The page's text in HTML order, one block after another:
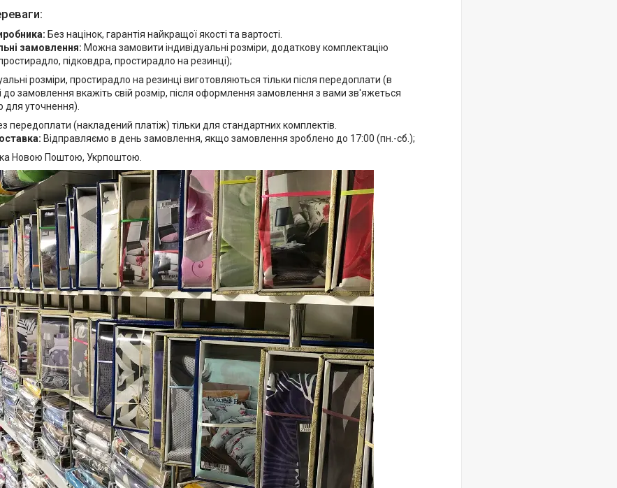
Без націнок, гарантія найкращої якості та вартості.
замовлення: Можна замовити індивідуальні розміри, додаткову комплектацію
підковдра, простирадло на резинці);
розміри, простирадло на резинці виготовляються тільки після передоплати (в
до замовлення вкажіть свій розмір, після оформлення замовлення з вами зв'яжеться
уточнення).
передоплати (накладений платіж) тільки для стандартних комплектів.
Відправляємо в день замовлення, якщо замовлення зроблено до 17:00 (пн.-сб.);
Новою Поштою, Укрпоштою.